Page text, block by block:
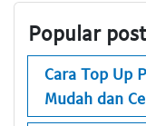
Popular
Cara Top Up
Mudah dan